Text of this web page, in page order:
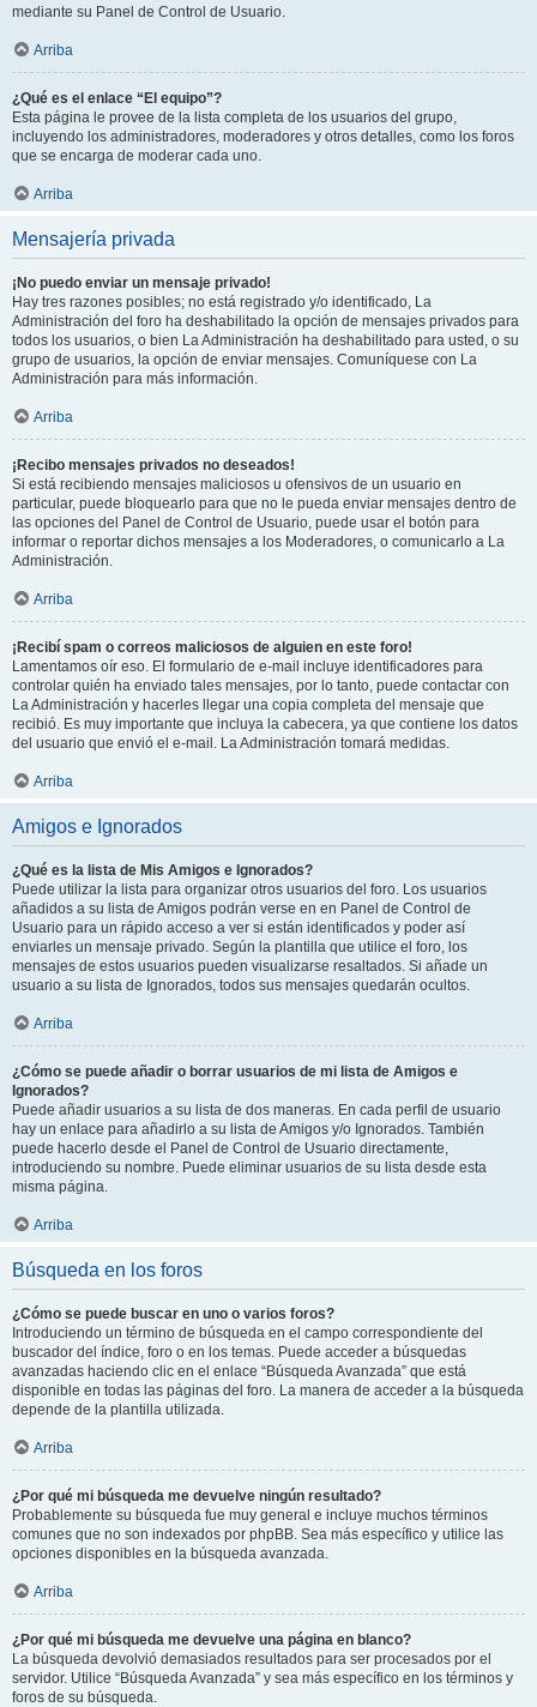
mediante su Panel de Control de Usuario.
Arriba
¿Qué es el enlace “El equipo”?
Esta página le provee de la lista completa de los usuarios del grupo,
incluyendo los administradores, moderadores y otros detalles, como los foros
que se encarga de moderar cada uno.
Arriba
Mensajería privada
¡No puedo enviar un mensaje privado!
Hay tres razones posibles; no está registrado y/o identificado, La
Administración del foro ha deshabilitado la opción de mensajes privados para
todos los usuarios, o bien La Administración ha deshabilitado para usted, o su
grupo de usuarios, la opción de enviar mensajes. Comuníquese con La
Administración para más información.
Arriba
¡Recibo mensajes privados no deseados!
Si está recibiendo mensajes maliciosos u ofensivos de un usuario en
particular, puede bloquearlo para que no le pueda enviar mensajes dentro de
las opciones del Panel de Control de Usuario, puede usar el botón para
informar o reportar dichos mensajes a los Moderadores, o comunicarlo a La
Administración.
Arriba
¡Recibí spam o correos maliciosos de alguien en este foro!
Lamentamos oír eso. El formulario de e-mail incluye identificadores para
controlar quién ha enviado tales mensajes, por lo tanto, puede contactar con
La Administración y hacerles llegar una copia completa del mensaje que
recibió. Es muy importante que incluya la cabecera, ya que contiene los datos
del usuario que envió el e-mail. La Administración tomará medidas.
Arriba
Amigos e Ignorados
¿Qué es la lista de Mis Amigos e Ignorados?
Puede utilizar la lista para organizar otros usuarios del foro. Los usuarios
añadidos a su lista de Amigos podrán verse en en Panel de Control de
Usuario para un rápido acceso a ver si están identificados y poder así
enviarles un mensaje privado. Según la plantilla que utilice el foro, los
mensajes de estos usuarios pueden visualizarse resaltados. Si añade un
usuario a su lista de Ignorados, todos sus mensajes quedarán ocultos.
Arriba
¿Cómo se puede añadir o borrar usuarios de mi lista de Amigos e
Ignorados?
Puede añadir usuarios a su lista de dos maneras. En cada perfil de usuario
hay un enlace para añadirlo a su lista de Amigos y/o Ignorados. También
puede hacerlo desde el Panel de Control de Usuario directamente,
introduciendo su nombre. Puede eliminar usuarios de su lista desde esta
misma página.
Arriba
Búsqueda en los foros
¿Cómo se puede buscar en uno o varios foros?
Introduciendo un término de búsqueda en el campo correspondiente del
buscador del índice, foro o en los temas. Puede acceder a búsquedas
avanzadas haciendo clic en el enlace “Búsqueda Avanzada” que está
disponible en todas las páginas del foro. La manera de acceder a la búsqueda
depende de la plantilla utilizada.
Arriba
¿Por qué mi búsqueda me devuelve ningún resultado?
Probablemente su búsqueda fue muy general e incluye muchos términos
comunes que no son indexados por phpBB. Sea más específico y utilice las
opciones disponibles en la búsqueda avanzada.
Arriba
¿Por qué mi búsqueda me devuelve una página en blanco?
La búsqueda devolvió demasiados resultados para ser procesados por el
servidor. Utilice “Búsqueda Avanzada” y sea más específico en los términos y
foros de su búsqueda.